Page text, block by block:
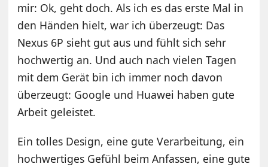
mir: Ok, geht doch. Als ich es das erste Mal in
den Händen hielt, war ich überzeugt: Das
Nexus 6P sieht gut aus und fühlt sich sehr
hochwertig an. Und auch nach vielen Tagen
mit dem Gerät bin ich immer noch davon
überzeugt: Google und Huawei haben gute
Arbeit geleistet.
Ein tolles Design, eine gute Verarbeitung, ein
hochwertiges Gefühl beim Anfassen, eine gute